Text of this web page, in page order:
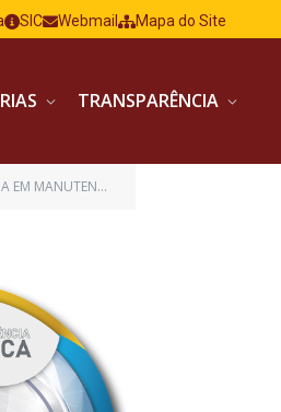
SIC Webmail Mapa do Site
TRANSPARÊNCIA
EM REPOSIÇÃO DE PEÇAS)